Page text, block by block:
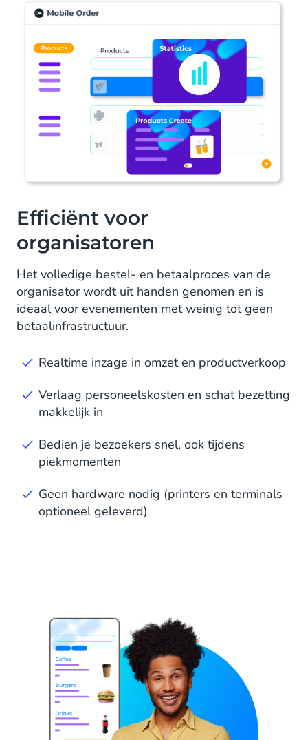
Efficiënt voor
organisatoren
Het volledige bestel- en betaalproces van de
organisator wordt uit handen genomen en is
ideaal voor evenementen met weinig tot geen
betaalinfrastructuur.
Realtime inzage in omzet en productverkoop
Verlaag personeelskosten en schat bezetting
makkelijk in
Bedien je bezoekers snel, ook tijdens
piekmomenten
Geen hardware nodig (printers en terminals
optioneel geleverd)